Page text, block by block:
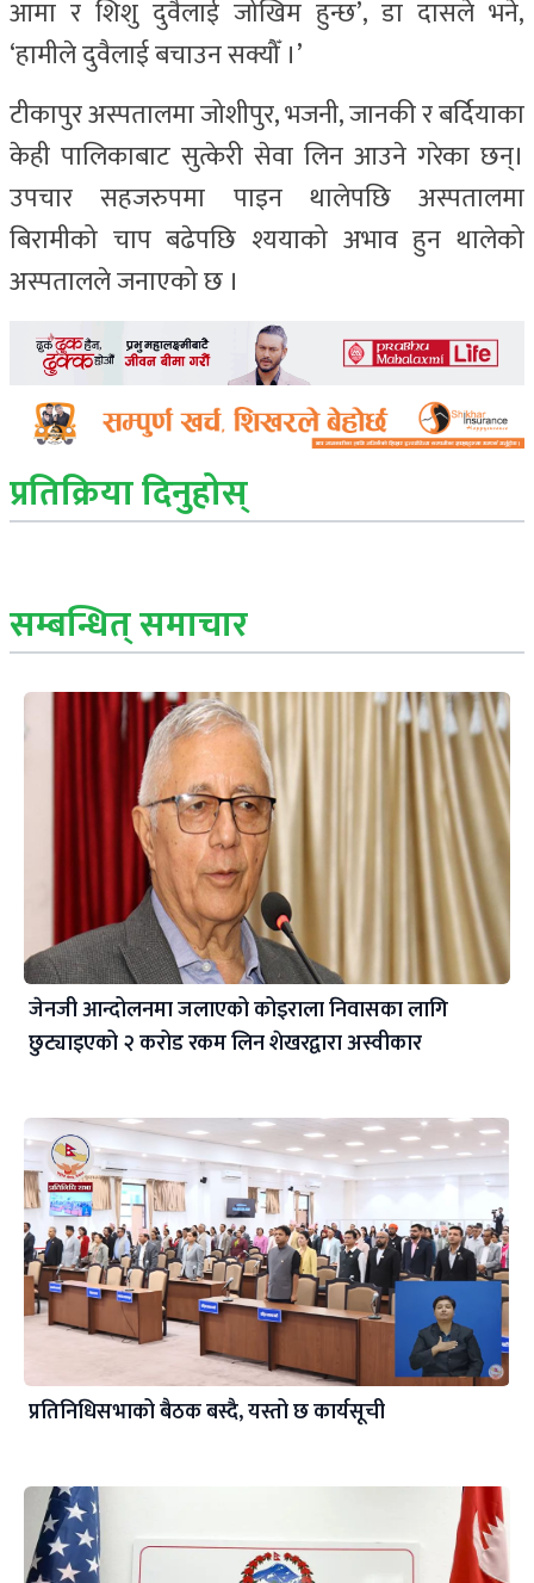
आमा र शिशु दुवैलाई जोखिम हुन्छ’, डा दासले भने,
‘हामीले दुवैलाई बचाउन सक्यौँ ।’
टीकापुर अस्पतालमा जोशीपुर, भजनी, जानकी र बर्दियाका
केही पालिकाबाट सुत्केरी सेवा लिन आउने गरेका छन्।
उपचार सहजरुपमा पाइन थालेपछि अस्पतालमा
बिरामीको चाप बढेपछि श्ययाको अभाव हुन थालेको
अस्पतालले जनाएको छ ।
प्रतिक्रिया दिनुहोस्
सम्बन्धित् समाचार
जेनजी आन्दोलनमा जलाएको कोइराला निवासका लागि
छुट्याइएको २ करोड रकम लिन शेखरद्वारा अस्वीकार
प्रतिनिधिसभाको बैठक बस्दै, यस्तो छ कार्यसूची